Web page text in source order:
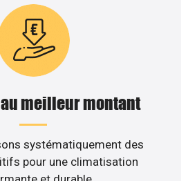
meilleur montant
systématiquement des
pour une climatisation